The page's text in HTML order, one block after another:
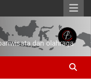
dan olahraga